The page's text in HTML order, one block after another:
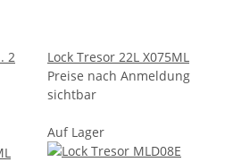
2
Lock Tresor 22L X075ML
Preise nach Anmeldung
sichtbar
Auf Lager